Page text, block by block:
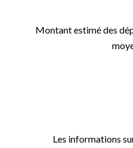
Montant estimé des
Les informations